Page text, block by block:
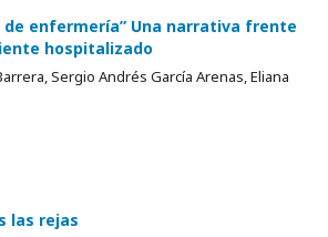
de enfermería” Una narrativa frente
hospitalizado
Sergio Andrés García Arenas, Eliana
las rejas